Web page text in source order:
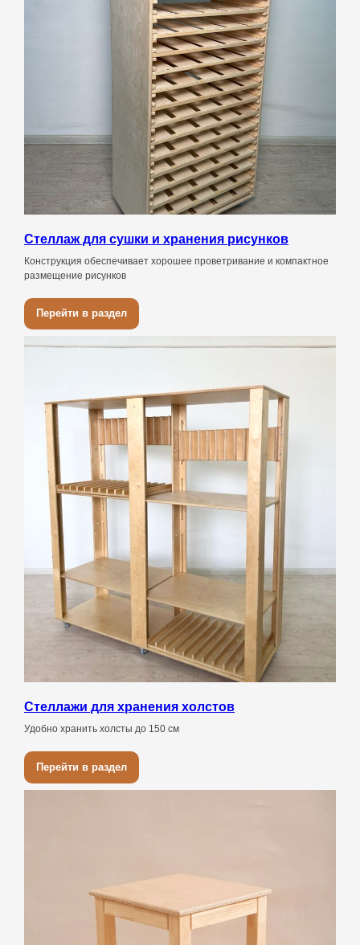
Стеллаж для сушки и хранения рисунков
Конструкция обеспечивает хорошее проветривание и компактное
размещение рисунков
Перейти в раздел
Стеллажи для хранения холстов
Удобно хранить холсты до 150 см
Перейти в раздел